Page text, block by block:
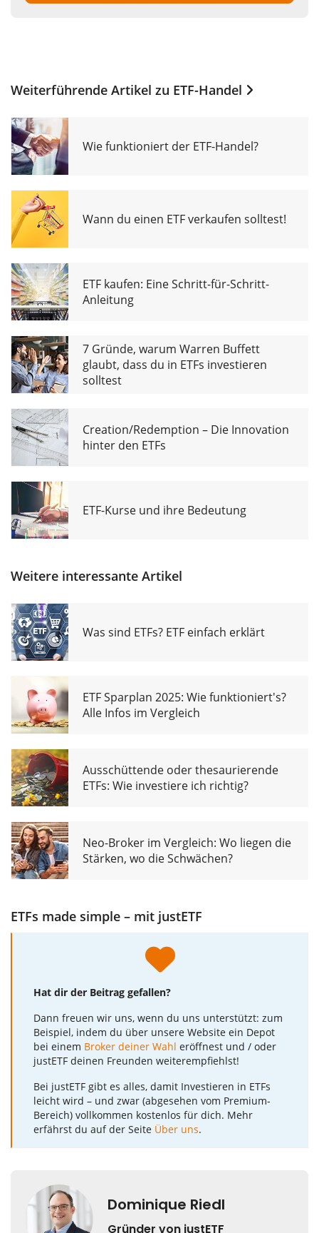
Weiterführende Artikel zu ETF-Handel
Wie funktioniert der ETF-Handel?
Wann du einen ETF verkaufen solltest!
ETF kaufen: Eine Schritt-für-Schritt-
Anleitung
7 Gründe, warum Warren Buffett
glaubt, dass du in ETFs investieren
solltest
Creation/Redemption – Die Innovation
hinter den ETFs
ETF-Kurse und ihre Bedeutung
Weitere interessante Artikel
Was sind ETFs? ETF einfach erklärt
ETF Sparplan 2025: Wie funktioniert's?
Alle Infos im Vergleich
Ausschüttende oder thesaurierende
ETFs: Wie investiere ich richtig?
Neo-Broker im Vergleich: Wo liegen die
Stärken, wo die Schwächen?
ETFs made simple – mit justETF
Hat dir der Beitrag gefallen?
Dann freuen wir uns, wenn du uns unterstützt: zum
Beispiel, indem du über unsere Website ein Depot
bei einem Broker deiner Wahl eröffnest und / oder
justETF deinen Freunden weiterempfiehlst!
Bei justETF gibt es alles, damit Investieren in ETFs
leicht wird – und zwar (abgesehen vom Premium-
Bereich) vollkommen kostenlos für dich. Mehr
erfährst du auf der Seite Über uns.